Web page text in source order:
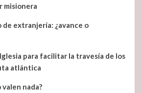
misionera
extranjería: ¿avance o
para facilitar la travesía de los
atlántica
valen nada?